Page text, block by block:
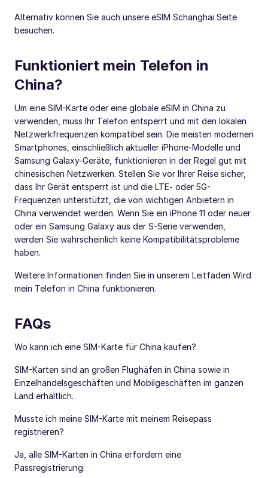
Alternativ können Sie auch unsere eSIM Schanghai Seite
besuchen.
Funktioniert mein Telefon in
China?
Um eine SIM-Karte oder eine globale eSIM in China zu
verwenden, muss Ihr Telefon entsperrt und mit den lokalen
Netzwerkfrequenzen kompatibel sein. Die meisten modernen
Smartphones, einschließlich aktueller iPhone-Modelle und
Samsung Galaxy-Geräte, funktionieren in der Regel gut mit
chinesischen Netzwerken. Stellen Sie vor Ihrer Reise sicher,
dass Ihr Gerät entsperrt ist und die LTE- oder 5G-
Frequenzen unterstützt, die von wichtigen Anbietern in
China verwendet werden. Wenn Sie ein iPhone 11 oder neuer
oder ein Samsung Galaxy aus der S-Serie verwenden,
werden Sie wahrscheinlich keine Kompatibilitätsprobleme
haben.
Weitere Informationen finden Sie in unserem Leitfaden Wird
mein Telefon in China funktionieren.
FAQs
Wo kann ich eine SIM-Karte für China kaufen?
SIM-Karten sind an großen Flughäfen in China sowie in
Einzelhandelsgeschäften und Mobilgeschäften im ganzen
Land erhältlich.
Musste ich meine SIM-Karte mit meinem Reisepass
registrieren?
Ja, alle SIM-Karten in China erfordern eine
Passregistrierung.